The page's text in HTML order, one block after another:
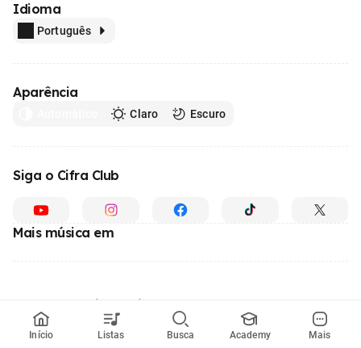
Início Listas Busca Academy Mais
Idioma
Português
Aparência
Claro Escuro
Siga o Cifra Club
Mais música em
© 1996 - 2026, o maior site de ensino de música do Brasil